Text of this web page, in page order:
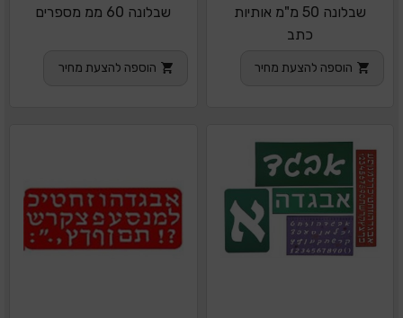
שבלונה 50 מ"מ אותיות
כתב
הוספה להצעת מחיר
שבלונה 60 ממ מספרים
הוספה להצעת מחיר